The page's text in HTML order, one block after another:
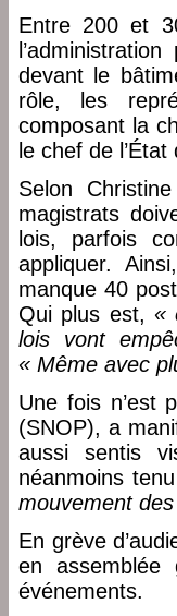
Entre 200 et
devant le
rôle, les
composant la
le chef de
Selon
magistrats
lois, parfois
appliquer.
manque 40
Qui plus est,«
lois vont
« Même avec
Une fois n’est
(SNOP), a
aussi sentis
néanmoins
mouvement
En grève
en assemblée
événements.